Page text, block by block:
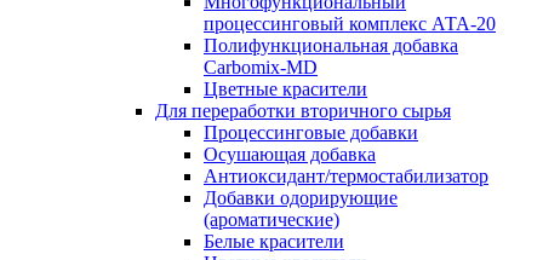
процессинговый комплекс АТА-20
Полифункциональная добавка
Carbomix-MD
Цветные красители
Для переработки вторичного сырья
Процессинговые добавки
Осушающая добавка
Антиоксидант/термостабилизатор
Добавки одорирующие
(ароматические)
Белые красители